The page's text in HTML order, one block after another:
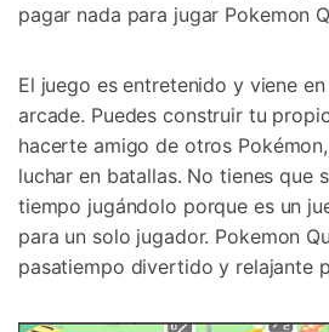
pagar nada para jugar Pokemon
El juego es entretenido y viene
arcade. Puedes construir tu
hacerte amigo de otros
luchar en batallas. No tienes que
tiempo jugándolo porque es un
para un solo jugador. Pokemon
pasatiempo divertido y relajante
Controla tu teléfono
+50M usuarios y +17 años